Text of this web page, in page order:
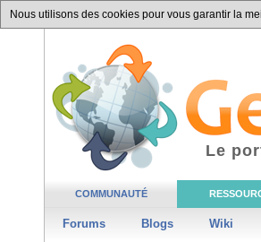
Nous utilisons des cookies pour vous garantir la
COMMUNAUTÉ
Forums Blogs Wiki
Le